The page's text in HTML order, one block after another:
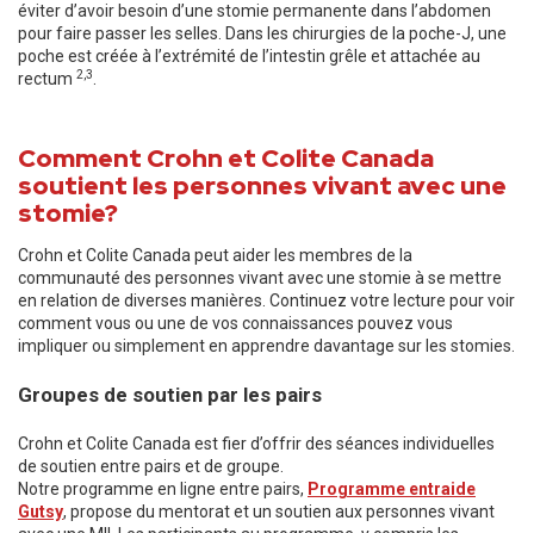
éviter d’avoir besoin d’une stomie permanente dans l’abdomen
pour faire passer les selles. Dans les chirurgies de la poche-J, une
poche est créée à l’extrémité de l’intestin grêle et attachée au
rectum 2,3
Comment Crohn et Colite Canada
soutient les personnes vivant avec une
stomie?
Crohn et Colite Canada peut aider les membres de la
communauté des personnes vivant avec une stomie à se mettre
en relation de diverses manières. Continuez votre lecture pour voir
comment vous ou une de vos connaissances pouvez vous
impliquer ou simplement en apprendre davantage sur les stomies.
Groupes de soutien par les pairs
Crohn et Colite Canada est fier d’offrir des séances individuelles
de soutien entre pairs et de groupe.
Notre programme en ligne entre pairs, Programme entraide
Gutsy, propose du mentorat et un soutien aux personnes vivant